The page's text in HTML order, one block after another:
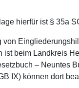
hierfür ist § 35a
von
ist beim Landkreis
– Neuntes
IX) können dort